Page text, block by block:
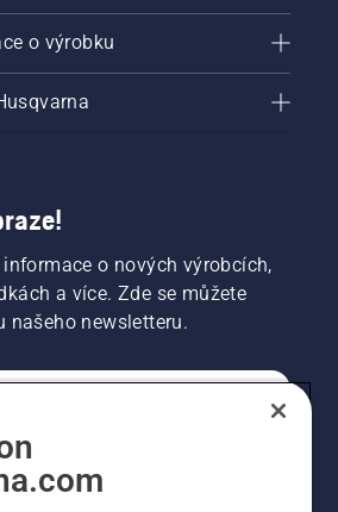
o výrobku
o nových výrobcích,
a více. Zde se můžete
našeho newsletteru.
PROFESIONÁLNÍ